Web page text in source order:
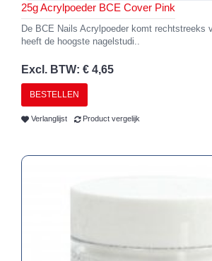
25g Acrylpoeder BCE Cover Pink
De BCE Nails Acrylpoeder komt rechtstreeks
heeft de hoogste nagelstudi..
Excl. BTW: € 4,65
BESTELLEN
Verlanglijst Product vergelijk